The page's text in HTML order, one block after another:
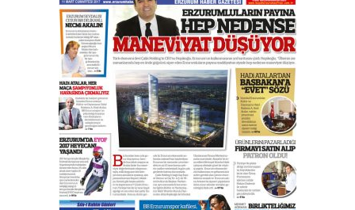
31 Mart 2026 Salı
A. Berhan Yılmaz
BİR BÖLÜM DEĞİL, BİR ÖMÜR
SEÇİYORSUNUZ… “NEDEN
ATATÜRK ÜNİVERSİTESİ?”
28 Temmuz 2026 Salı
Ahmet Gökhan YAZICI
Ahmed Yesevi’den bir Alperen…
”Reisimiz” idi… Hakka yürüdü.!
26 Mart 2026 Perşembe
Cem Bakırcı
Ardında bıraktığı hatıralarıyla
gönül adamı Faruk Terzioğlu!